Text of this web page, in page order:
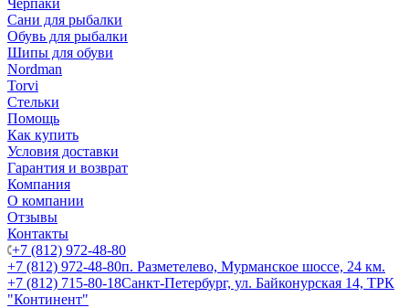
Черпаки
Сани для рыбалки
Обувь для рыбалки
Шипы для обуви
Nordman
Torvi
Стельки
Помощь
Как купить
Условия доставки
Гарантия и возврат
Компания
О компании
Отзывы
Контакты
+7 (812) 972-48-80
+7 (812) 972-48-80п. Разметелево, Мурманское шоссе, 24 км.
+7 (812) 715-80-18Санкт-Петербург, ул. Байконурская 14, ТРК
"Континент"